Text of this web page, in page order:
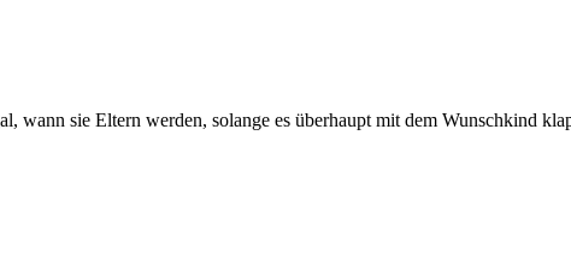
wann sie Eltern werden, solange es überhaupt mit dem Wunschkind